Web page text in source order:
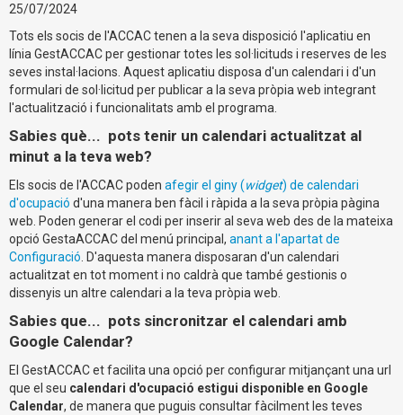
25/07/2024
Tots els socis de l'ACCAC tenen a la seva disposició l'aplicatiu en
línia GestACCAC per gestionar totes les sol·licituds i reserves de les
seves instal·lacions. Aquest aplicatiu disposa d'un calendari i d'un
formulari de sol·licitud per publicar a la seva pròpia web integrant
l'actualització i funcionalitats amb el programa.
Sabies què... pots tenir un calendari actualitzat al
minut a la teva web?
Els socis de l'ACCAC poden afegir el giny (widget) de calendari
d'ocupació d'una manera ben fàcil i ràpida a la seva pròpia pàgina
web. Poden generar el codi per inserir al seva web des de la mateixa
opció GestaACCAC del menú principal, anant a l'apartat de
Configuració . D'aquesta manera disposaran d'un calendari
actualitzat en tot moment i no caldrà que també gestionis o
dissenyis un altre calendari a la teva pròpia web.
Sabies que... pots sincronitzar el calendari amb
Google Calendar?
El GestACCAC et facilita una opció per configurar mitjançant una url
que el seu calendari d'ocupació estigui disponible en Google
Calendar, de manera que puguis consultar fàcilment les teves